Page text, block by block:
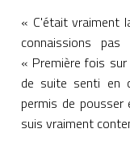
« C'était vraiment
connaissions
« Première fois
de suite senti en
permis de pousser
suis vraiment